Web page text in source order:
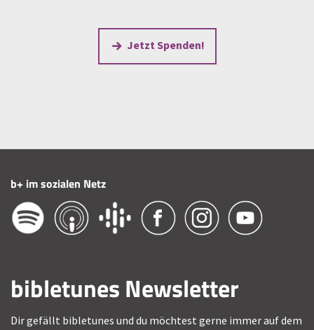
Jetzt Spenden!
b+ im sozialen Netz
bibletunes Newsletter
Dir gefällt bibletunes und du möchtest gerne immer auf dem